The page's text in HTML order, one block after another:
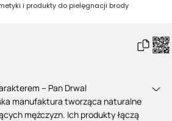
i produkty do pielęgnacji brody
– Pan Drwal
manufaktura tworząca naturalne
mężczyzn. Ich produkty łączą